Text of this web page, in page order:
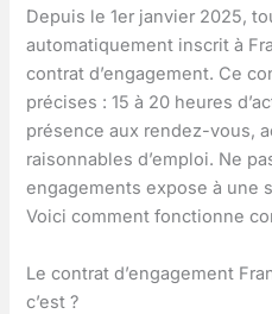
Depuis le 1er janvier 2025,
automatiquement inscrit à
contrat d’engagement. Ce
précises : 15 à 20 heures
présence aux rendez-vous,
raisonnables d’emploi. Ne
engagements expose à une
Voici comment fonctionne
Le contrat d’engagement
c’est ?